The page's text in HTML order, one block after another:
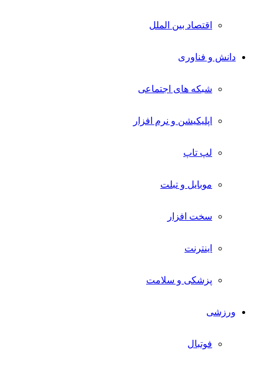
اقتصاد بین الملل
دانش و فناوری
شبکه های اجتماعی
اپلیکیشن و نرم افزار
لپ تاپ
موبایل و تبلت
سخت افزار
اینترنت
پزشکی و سلامت
ورزشی
فوتبال